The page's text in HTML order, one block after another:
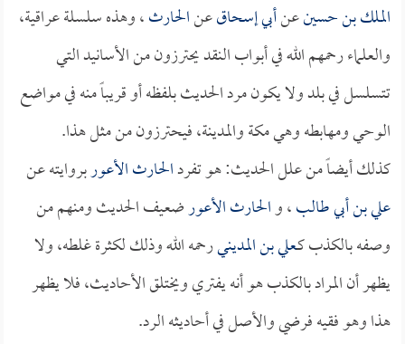
الملك بن حسينعنأبي إسحاقعنالحارث، وهذه سلسلة عراقية،
والعلماء رحمهم الله في أبواب النقد يحترزون من الأسانيد التي
تتسلسل في بلد ولا يكون مرد الحديث بلفظه أو قريباً منه في مواضع
الوحي ومهابطه وهي مكة والمدينة، فيحترزون من مثل هذا.
كذلك أيضاً من علل الحديث: هو تفردالحارث الأعوربروايته عن
علي بن أبي طالب، والحارث الأعورضعيف الحديث ومنهم من
وصفه بالكذب كـعلي بن المدينيرحمه الله وذلك لكثرة غلطه، ولا
يظهر أن المراد بالكذب هو أنه يفتري ويختلق الأحاديث، فلا يظهر
هذا وهو فقيه فرضي والأصل في أحاديثه الرد.